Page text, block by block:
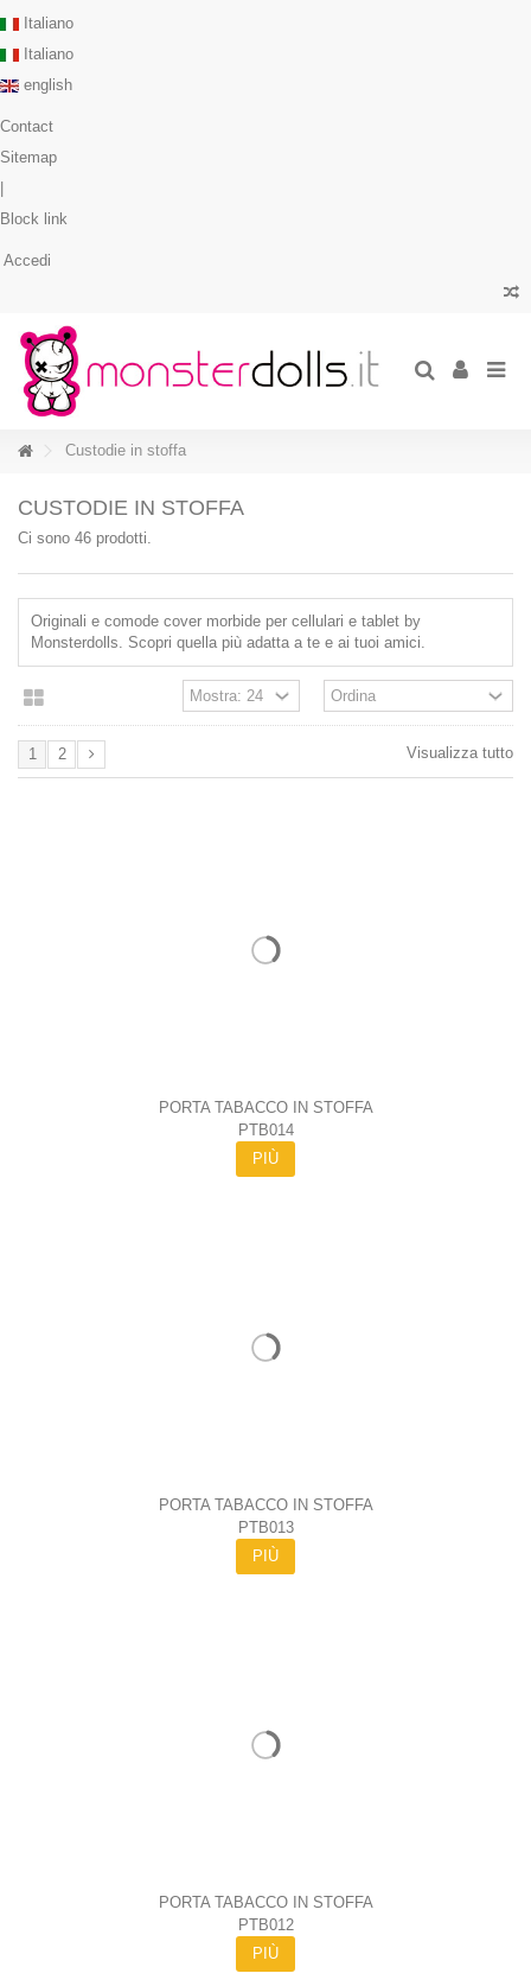
Italiano
Italiano
english
Contact
Sitemap
Block link
Accedi
Custodie in stoffa
CUSTODIE IN STOFFA
Ci sono 46 prodotti.
Originali e comode cover morbide per cellulari e tablet by
Monsterdolls. Scopri quella più adatta a te e ai tuoi amici.
Visualizza tutto
1 2
PORTA TABACCO IN STOFFA
PTB014
PIÙ
PORTA TABACCO IN STOFFA
PTB013
PIÙ
PORTA TABACCO IN STOFFA
PTB012
PIÙ